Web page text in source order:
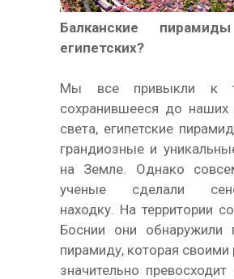
Балканские
египетских?
Мы все привыкли к
сохранившееся до наших
света, египетские
грандиозные и
на Земле. Однако
ученые сделали
находку. На территории
Боснии они обнаружили
пирамиду, которая
значительно превосходит